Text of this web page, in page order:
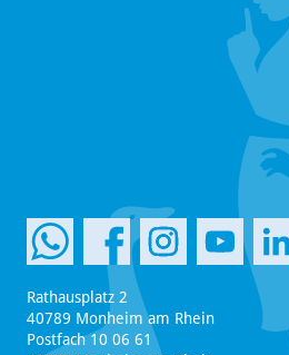
Rathausplatz 2
40789 Monheim am Rhein
Postfach 10 06 61